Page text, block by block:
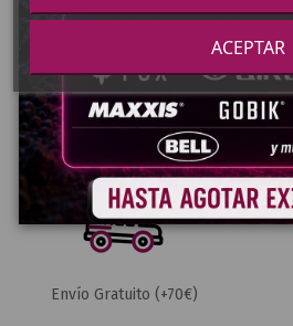
Pago Seguro
Envío Gratuito (+70€)
ACEPTAR